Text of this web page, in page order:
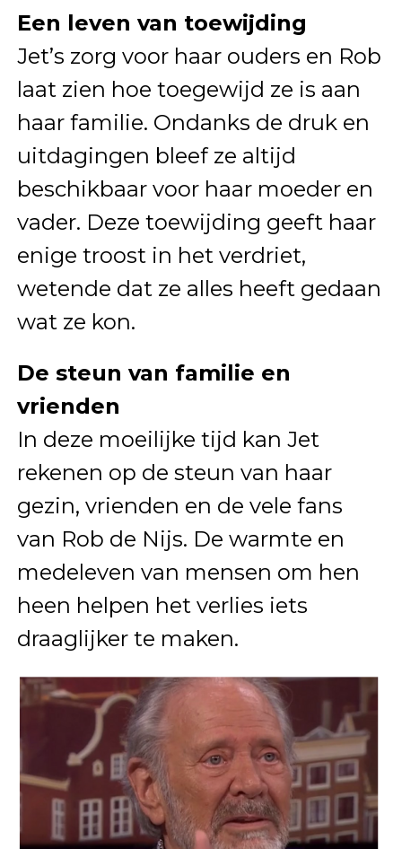
Een leven van toewijding
Jet’s zorg voor haar ouders en Rob
laat zien hoe toegewijd ze is aan
haar familie. Ondanks de druk en
uitdagingen bleef ze altijd
beschikbaar voor haar moeder en
vader. Deze toewijding geeft haar
enige troost in het verdriet,
wetende dat ze alles heeft gedaan
wat ze kon.
De steun van familie en
vrienden
In deze moeilijke tijd kan Jet
rekenen op de steun van haar
gezin, vrienden en de vele fans
van Rob de Nijs. De warmte en
medeleven van mensen om hen
heen helpen het verlies iets
draaglijker te maken.